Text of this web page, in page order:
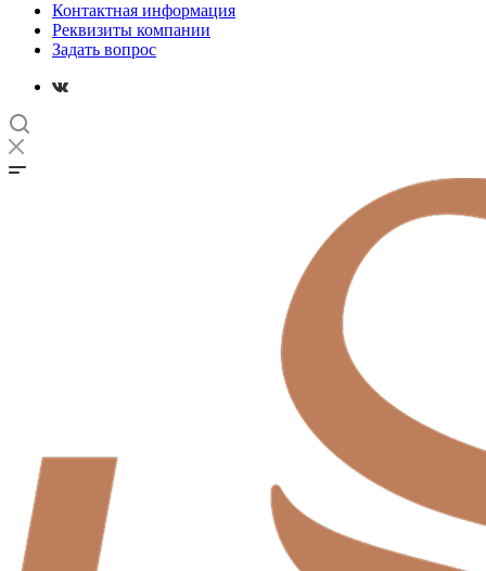
Контактная информация
Реквизиты компании
Задать вопрос